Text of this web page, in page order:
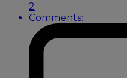
2
Comments: